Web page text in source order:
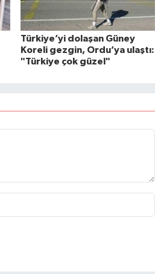
Türkiye’yi dolaşan Güney
Koreli gezgin, Ordu’ya ulaştı:
"Türkiye çok güzel"